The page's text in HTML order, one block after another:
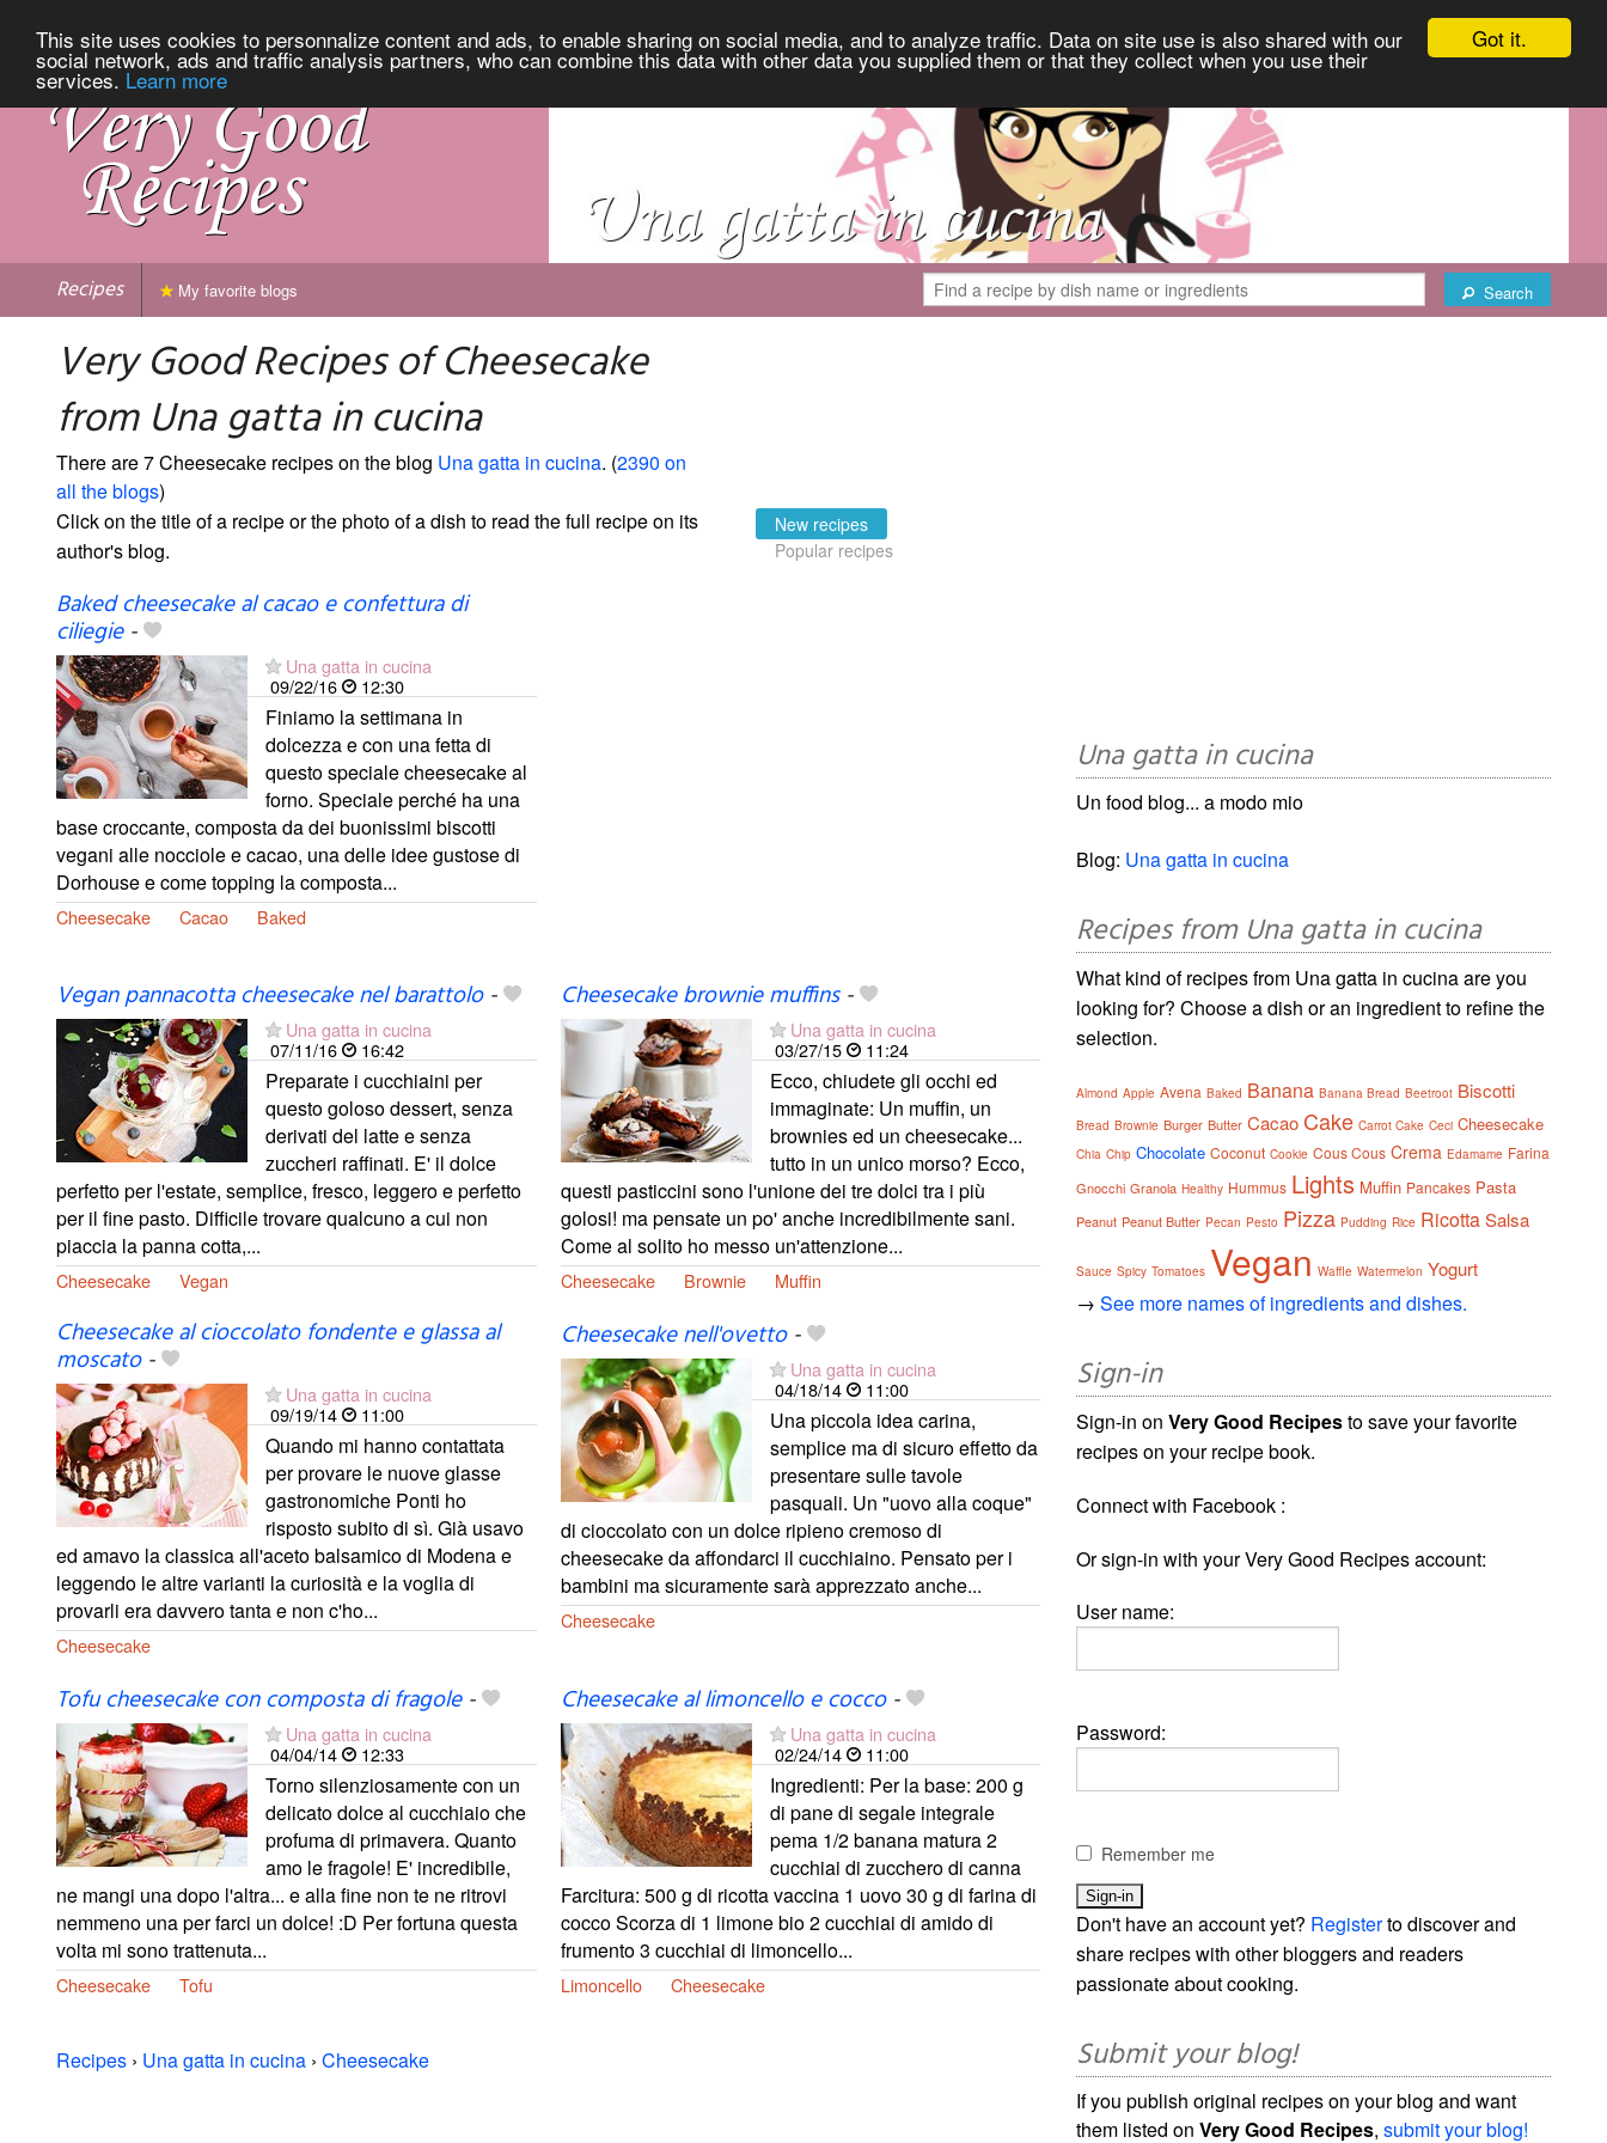
Got it.
This site uses cookies to personnalize content and ads, to enable sharing on social media, and to analyze traffic. Data on site use is also shared with our
social network, ads and traffic analysis partners, who can combine this data with other data you supplied them or that they collect when you use their
services. Learn more
Recipes Search
My favorite blogs
Very Good Recipes of Cheesecake
from Una gatta in cucina
There are 7 Cheesecake recipes on the blog Una gatta in cucina. (2390 on
all the blogs)
Click on the title of a recipe or the photo of a dish to read the full recipe on its
author's blog.
New recipes
Popular recipes
Baked cheesecake al cacao e confettura di
ciliegie-
Una gatta in cucina
09/22/16
12:30
Finiamo la settimana in
dolcezza e con una fetta di
questo speciale cheesecake al
forno. Speciale perché ha una
base croccante, composta da dei buonissimi biscotti
vegani alle nocciole e cacao, una delle idee gustose di
Dorhouse e come topping la composta...
Cheesecake Cacao Baked
Vegan pannacotta cheesecake nel barattolo-
Una gatta in cucina
07/11/16
16:42
Preparate i cucchiaini per
questo goloso dessert, senza
derivati del latte e senza
zuccheri raffinati. E' il dolce
perfetto per l'estate, semplice, fresco, leggero e perfetto
per il fine pasto. Difficile trovare qualcuno a cui non
piaccia la panna cotta,...
Cheesecake Vegan
Cheesecake brownie muffins-
Una gatta in cucina
03/27/15
11:24
Ecco, chiudete gli occhi ed
immaginate: Un muffin, un
brownies ed un cheesecake...
tutto in un unico morso? Ecco,
questi pasticcini sono l'unione dei tre dolci tra i più
golosi! ma pensate un po' anche incredibilmente sani.
Come al solito ho messo un'attenzione...
Cheesecake Brownie Muffin
Cheesecake al cioccolato fondente e glassa al
moscato-
Una gatta in cucina
09/19/14
11:00
Quando mi hanno contattata
per provare le nuove glasse
gastronomiche Ponti ho
risposto subito di sì. Già usavo
ed amavo la classica all'aceto balsamico di Modena e
leggendo le altre varianti la curiosità e la voglia di
provarli era davvero tanta e non c'ho...
Cheesecake
Cheesecake nell'ovetto-
Una gatta in cucina
04/18/14
11:00
Una piccola idea carina,
semplice ma di sicuro effetto da
presentare sulle tavole
pasquali. Un "uovo alla coque"
di cioccolato con un dolce ripieno cremoso di
cheesecake da affondarci il cucchiaino. Pensato per i
bambini ma sicuramente sarà apprezzato anche...
Cheesecake
Tofu cheesecake con composta di fragole-
Una gatta in cucina
04/04/14
12:33
Torno silenziosamente con un
delicato dolce al cucchiaio che
profuma di primavera. Quanto
amo le fragole! E' incredibile,
ne mangi una dopo l'altra... e alla fine non te ne ritrovi
nemmeno una per farci un dolce! :D Per fortuna questa
volta mi sono trattenuta...
Cheesecake Tofu
Cheesecake al limoncello e cocco-
Una gatta in cucina
02/24/14
11:00
Ingredienti: Per la base: 200 g
di pane di segale integrale
pema 1/2 banana matura 2
cucchiai di zucchero di canna
Farcitura: 500 g di ricotta vaccina 1 uovo 30 g di farina di
cocco Scorza di 1 limone bio 2 cucchiai di amido di
frumento 3 cucchiai di limoncello...
Limoncello Cheesecake
Recipes › Una gatta in cucina › Cheesecake
Una gatta in cucina
Un food blog... a modo mio
Blog: Una gatta in cucina
Recipes from Una gatta in cucina
What kind of recipes from Una gatta in cucina are you
looking for? Choose a dish or an ingredient to refine the
selection.
Almond Apple Avena Baked Banana Banana Bread Beetroot Biscotti
Bread Brownie Burger Butter Cacao Cake Carrot Cake Ceci Cheesecake
Chia Chip Chocolate Coconut Cookie Cous Cous Crema Edamame Farina
Gnocchi Granola Healthy Hummus Lights Muffin Pancakes Pasta
Peanut Peanut Butter Pecan Pesto Pizza Pudding Rice Ricotta Salsa
Sauce Spicy Tomatoes Vegan Waffle Watermelon Yogurt
→See more names of ingredients and dishes.
Sign-in
Sign-in onVery Good Recipesto save your favorite
recipes on your recipe book.
Connect with Facebook :
Or sign-in with your Very Good Recipes account:
User name:
Password:
Remember me
Don't have an account yet? Registerto discover and
share recipes with other bloggers and readers
passionate about cooking.
Submit your blog!
If you publish original recipes on your blog and want
them listed onVery Good Recipes,submit your blog!